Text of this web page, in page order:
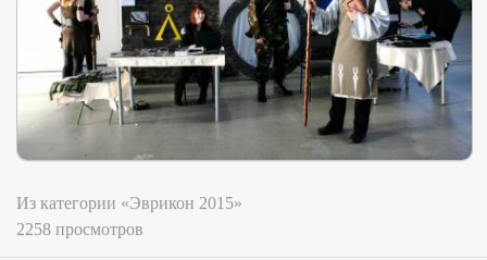
Из категории «Эврикон 2015»
2258 просмотров